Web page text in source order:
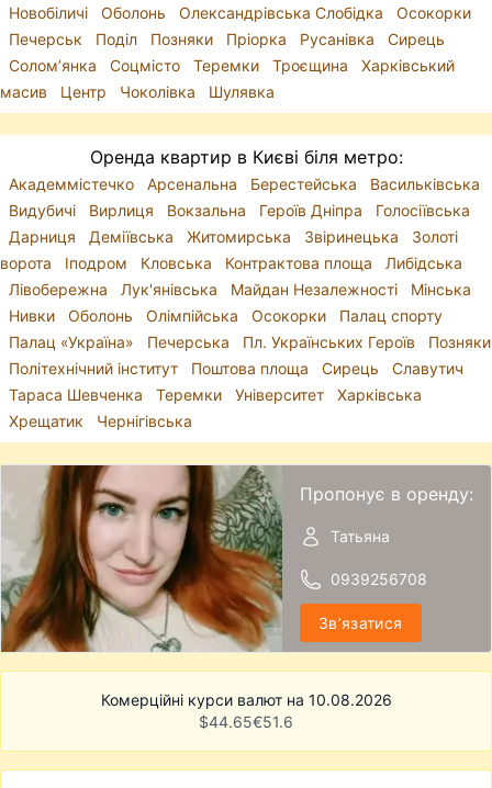
Новобіличі Оболонь Олександрівська Слобідка
Осокорки
Печерськ
Поділ Позняки Пріорка Русанівка
Сирець
Солом’янка
Соцмісто Теремки Троєщина
Харківський
масив
Центр Чоколівка Шулявка
Оренда квартир в Києві біля метро:
Академмістечко Арсенальна Берестейська
Васильківська
Видубичі
Вирлиця Вокзальна Героїв Дніпра
Голосіївська
Дарниця
Деміївська Житомирська Звіринецька
Золоті
ворота
Іподром Кловська Контрактова площа
Либідська
Лівобережна
Лук'янівська Майдан Незалежності
Мінська
Нивки
Оболонь Олімпійська Осокорки
Палац спорту
Палац «Україна»
Печерська Пл. Українських Героїв
Позняки
Політехнічний інститут
Поштова площа Сирець
Славутич
Тараса Шевченка
Теремки Університет
Харківська
Хрещатик
Чернігівська
Пропонує в оренду:
Татьяна
0939256708
Звʼязатися
Комерційні курси валют на 10.08.2026
$44.65€51.6